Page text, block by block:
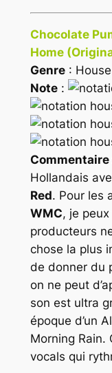
Chocolate
Home
Genre: House
Note:
Commentaire
Hollandais
Red. Pour les
WMC, je
producteurs
chose la plus
de donner du
on ne peut
son est ultra
époque d’un
Morning Rain.
vocals qui